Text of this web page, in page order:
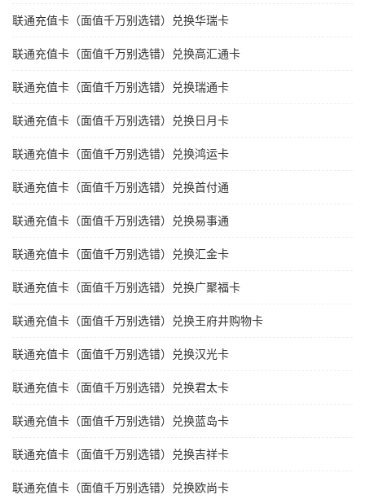
联通充值卡（面值千万别选错）兑换华瑞卡
联通充值卡（面值千万别选错）兑换高汇通卡
联通充值卡（面值千万别选错）兑换瑞通卡
联通充值卡（面值千万别选错）兑换日月卡
联通充值卡（面值千万别选错）兑换鸿运卡
联通充值卡（面值千万别选错）兑换首付通
联通充值卡（面值千万别选错）兑换易事通
联通充值卡（面值千万别选错）兑换汇金卡
联通充值卡（面值千万别选错）兑换广聚福卡
联通充值卡（面值千万别选错）兑换王府井购物卡
联通充值卡（面值千万别选错）兑换汉光卡
联通充值卡（面值千万别选错）兑换君太卡
联通充值卡（面值千万别选错）兑换蓝岛卡
联通充值卡（面值千万别选错）兑换吉祥卡
联通充值卡（面值千万别选错）兑换欧尚卡